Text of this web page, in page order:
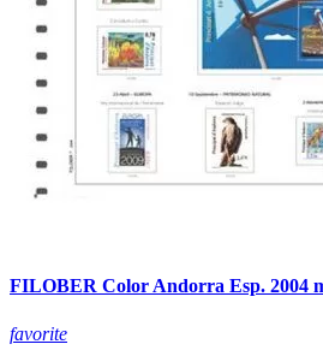
FILOBER Color Andorra Esp. 2004
favorite